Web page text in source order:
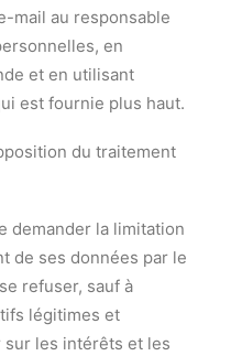
mail au responsable
en
et en utilisant
est fournie plus haut.
du traitement
demander la limitation
de ses données par le
refuser, sauf à
légitimes et
les intérêts et les